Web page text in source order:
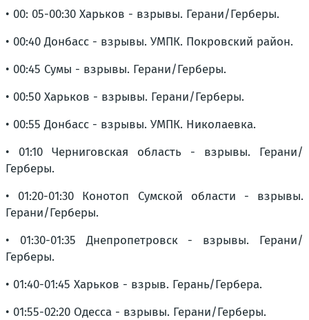
• 00: 05-00:30 Харьков - взрывы. Герани/Герберы.
• 00:40 Донбасс - взрывы. УМПК. Покровский район.
• 00:45 Сумы - взрывы. Герани/Герберы.
• 00:50 Харьков - взрывы. Герани/Герберы.
• 00:55 Донбасс - взрывы. УМПК. Николаевка.
• 01:10 Черниговская область - взрывы. Герани/
Герберы.
• 01:20-01:30 Конотоп Сумской области - взрывы.
Герани/Герберы.
• 01:30-01:35 Днепропетровск - взрывы. Герани/
Герберы.
• 01:40-01:45 Харьков - взрыв. Герань/Гербера.
• 01:55-02:20 Одесса - взрывы. Герани/Герберы.